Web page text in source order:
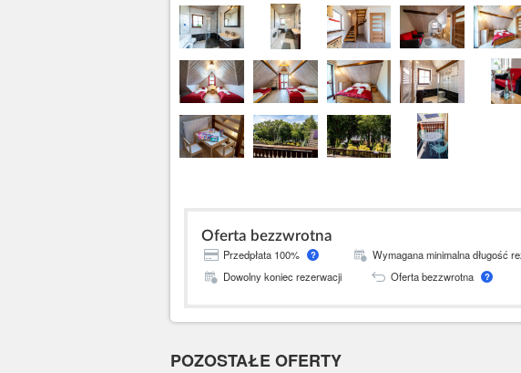
Oferta bezzwrotna
Przedpłata 100% ? Wymagana minimalna długość
Dowolny koniec rezerwacji
Oferta bezzwrotna ?
POZOSTAŁE OFERTY